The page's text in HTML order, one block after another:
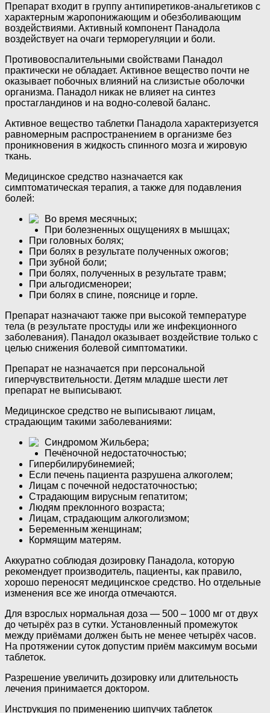
Препарат входит в группу антипиретиков-анальгетиков с
характерным жаропонижающим и обезболивающим
воздействиями. Активный компонент Панадола
воздействует на очаги терморегуляции и боли.
Противовоспалительными свойствами Панадол
практически не обладает. Активное вещество почти не
оказывает побочных влияний на слизистые оболочки
организма. Панадол никак не влияет на синтез
простагландинов и на водно-солевой баланс.
Активное вещество таблетки Панадола характеризуется
равномерным распространением в организме без
проникновения в жидкость спинного мозга и жировую
ткань.
Медицинское средство назначается как
симптоматическая терапия, а также для подавления
болей:
Во время месячных;
При болезненных ощущениях в мышцах;
При головных болях;
При болях в результате полученных ожогов;
При зубной боли;
При болях, полученных в результате травм;
При альгодисменореи;
При болях в спине, пояснице и горле.
Препарат назначают также при высокой температуре
тела (в результате простуды или же инфекционного
заболевания). Панадол оказывает воздействие только с
целью снижения болевой симптоматики.
Препарат не назначается при персональной
гиперчувствительности. Детям младше шести лет
препарат не выписывают.
Медицинское средство не выписывают лицам,
страдающим такими заболеваниями:
Синдромом Жильбера;
Печёночной недостаточностью;
Гипербилирубинемией;
Если печень пациента разрушена алкоголем;
Лицам с почечной недостаточностью;
Страдающим вирусным гепатитом;
Людям преклонного возраста;
Лицам, страдающим алкоголизмом;
Беременным женщинам;
Кормящим матерям.
Аккуратно соблюдая дозировку Панадола, которую
рекомендует производитель, пациенты, как правило,
хорошо переносят медицинское средство. Но отдельные
изменения все же иногда отмечаются.
Для взрослых нормальная доза — 500 – 1000 мг от двух
до четырёх раз в сутки. Установленный промежуток
между приёмами должен быть не менее четырёх часов.
На протяжении суток допустим приём максимум восьми
таблеток.
Разрешение увеличить дозировку или длительность
лечения принимается доктором.
Инструкция по применению шипучих таблеток